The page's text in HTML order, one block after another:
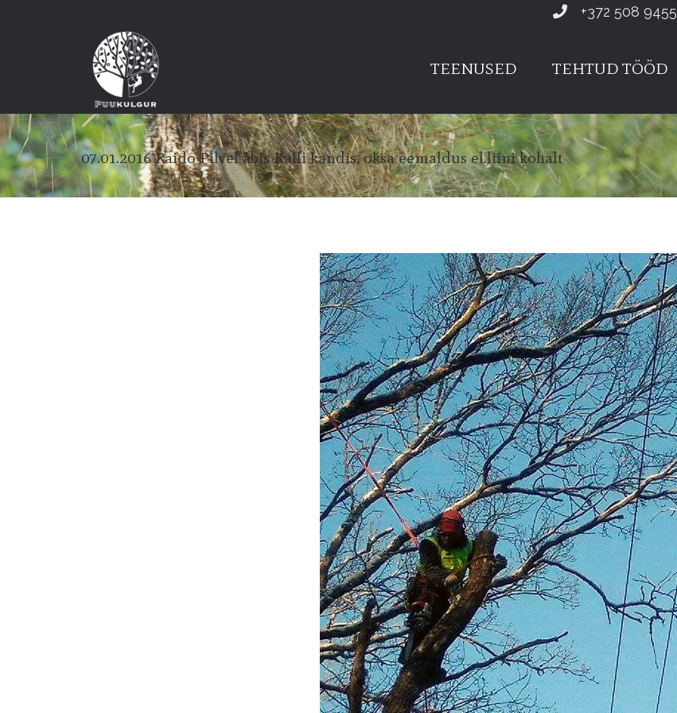
+372 508 9455
TEENUSED TEHTUD TÖÖD
07.01.2016 Raido Pilvel abis Kalli kandis, oksa eemaldus el.liini kohalt